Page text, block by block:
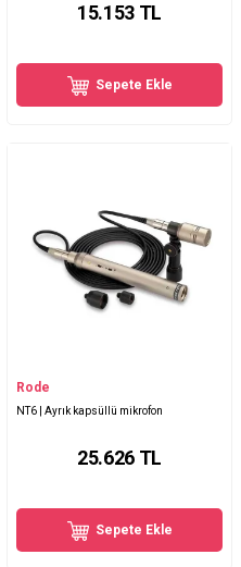
15.153TL
Sepete Ekle
Rode
NT6 | Ayrık kapsüllü mikrofon
25.626TL
Sepete Ekle